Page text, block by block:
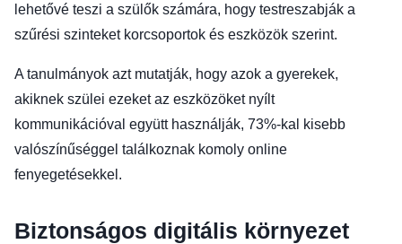
lehetővé teszi a szülők számára, hogy testreszabják a
szűrési szinteket korcsoportok és eszközök szerint.
A tanulmányok azt mutatják, hogy azok a gyerekek,
akiknek szülei ezeket az eszközöket nyílt
kommunikációval együtt használják, 73%-kal kisebb
valószínűséggel találkoznak komoly online
fenyegetésekkel.
Biztonságos digitális környezet